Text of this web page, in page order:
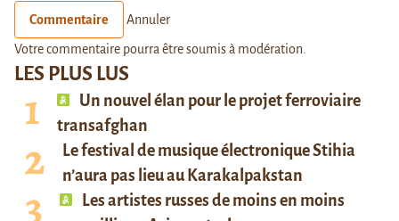
LES PLUS LUS
Un nouvel élan pour le projet ferroviaire
transafghan
Le festival de musique électronique Stihia
n’aura pas lieu au Karakalpakstan
Les artistes russes de moins en moins
Commentaire Annuler
Votre commentaire pourra être soumis à modération.